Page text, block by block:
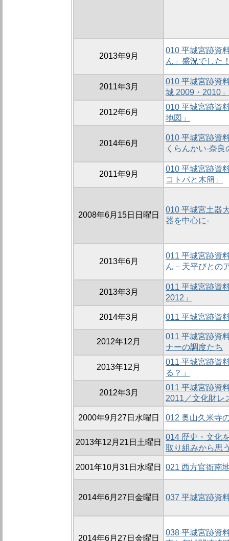
2013年9月
010 平城宮跡資
ん」盛況でした
2011年3月
010 平城宮跡資
城 2009・2010」
2012年6月
010 平城宮跡資
地図」
2014年6月
010 平城宮跡資
くらんかい-奈
2011年9月
010 平城宮跡資
コトバと木簡」
2008年6月15日日曜日
010 平城宮土器
器を中心に-
2013年6月
011 平城宮跡資
ん－天平びとの
2013年3月
011 平城宮跡資
2012」
2014年3月 011 平城宮跡資
2012年12月
011 平城宮跡資
ナーの調度たち
2013年12月
011 平城宮跡資
る？」
2012年3月
011 平城宮跡資
2011／文化財レ
2000年9月27日水曜日 012 奥山久米寺
2013年12月21日土曜日
014 歴史・文化
取り組みから思
2001年10月31日水曜日 021 西方官衙南
2014年6月27日金曜日 037 平城宮跡資
2014年6月27日金曜日
038 平城宮跡資